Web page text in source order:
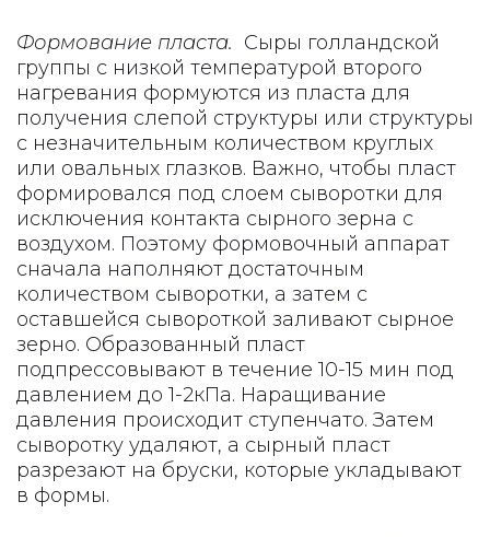
Формование пласта. Сыры голландской
группы с низкой температурой второго
нагревания формуются из пласта для
получения слепой структуры или структуры
с незначительным количеством круглых
или овальных глазков. Важно, чтобы пласт
формировался под слоем сыворотки для
исключения контакта сырного зерна с
воздухом. Поэтому формовочный аппарат
сначала наполняют достаточным
количеством сыворотки, а затем с
оставшейся сывороткой заливают сырное
зерно. Образованный пласт
подпрессовывают в течение 10-15 мин под
давлением до 1-2кПа. Наращивание
давления происходит ступенчато. Затем
сыворотку удаляют, а сырный пласт
разрезают на бруски, которые укладывают
в формы.